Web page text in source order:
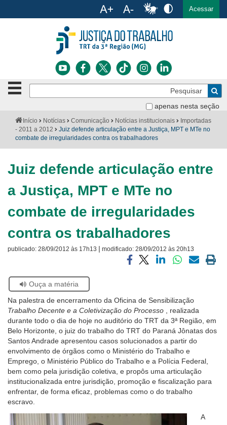
Ir para o menu Ir para a busca Ir para o rodapé
Acessar
apenas nesta seção
Botão
de
clique
fechar
o
menu
Notícias
Jurisprudência
Transparência
Você
está
aqui:
Início Notícias Comunicação Notícias institucionais
Importadas
- 2011 a 2012
Juiz defende articulação entre a Justiça, MPT e MTe no
combate de irregularidades contra os trabalhadores
Juiz defende articulação entre
a Justiça, MPT e MTe no
combate de irregularidades
contra os trabalhadores
publicado: 28/09/2012 às 17h13 | modificado: 28/09/2012 às 20h13
Se
estiver
usando
leitor
de
tela,
ignore
este
botão.
Ele
é
um
recurso
de
acessibilidade
Ouça a matéria
Na palestra de encerramento da Oficina de Sensibilização
Trabalho Decente e a Coletivização do Processo
, realizada
durante todo o dia de hoje no auditório do TRT da 3ª Região, em
Belo Horizonte, o juiz do trabalho do TRT do Paraná Jônatas dos
Santos Andrade apresentou casos solucionados a partir do
envolvimento de órgãos como o Ministério do Trabalho e
Emprego, o Ministério Público do Trabalho e a Polícia Federal,
bem como pela jurisdição coletiva, e propôs uma articulação
institucionalizada entre jurisdição, promoção e fiscalização para
enfrentar, de forma eficaz, problemas como o do trabalho
escravo.
A